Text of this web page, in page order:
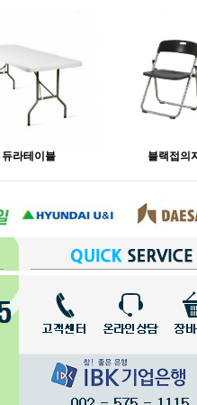
듀라테이블 블랙접의